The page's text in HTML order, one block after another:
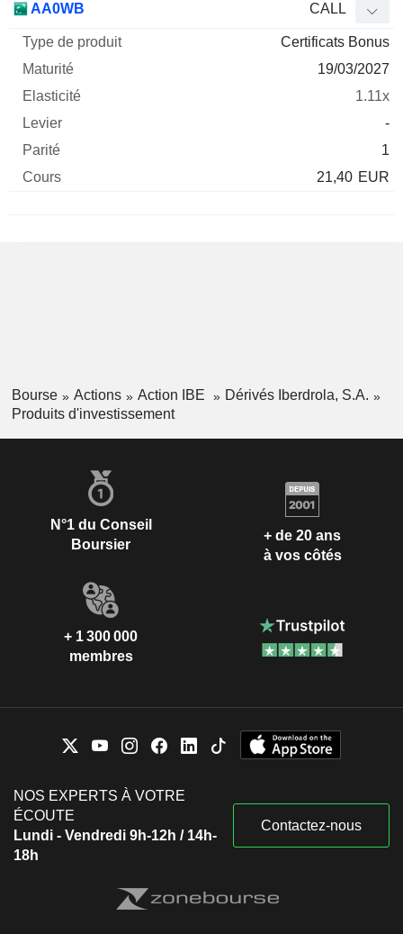
AA0WB CALL
Certificats Bonus
19/03/2027
1.11x
-
1
21,40 EUR
Bourse Actions Action IBE
Dérivés Iberdrola, S.A.
Produits d'investissement
N°1 du Conseil
Boursier
+ de 20 ans
à vos côtés
+ 1 300 000
membres
NOS EXPERTS À VOTRE
ÉCOUTE
Lundi - Vendredi 9h-12h / 14h-
18h
Contactez-nous